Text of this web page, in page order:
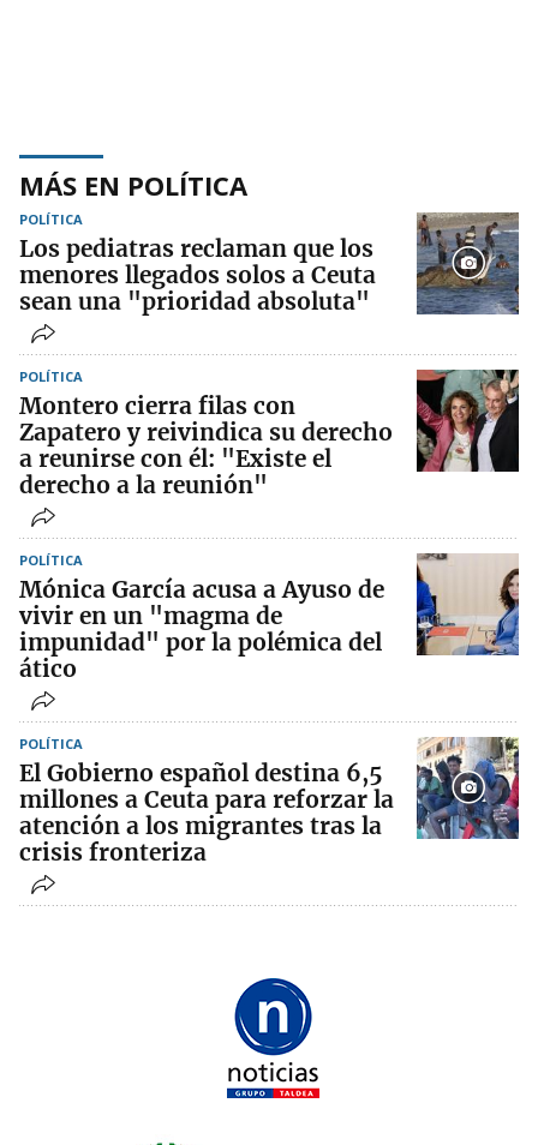
MÁS EN POLÍTICA
POLÍTICA
Los pediatras reclaman que los
menores llegados solos a Ceuta
sean una "prioridad absoluta"
POLÍTICA
Montero cierra filas con
Zapatero y reivindica su derecho
a reunirse con él: "Existe el
derecho a la reunión"
POLÍTICA
Mónica García acusa a Ayuso de
vivir en un "magma de
impunidad" por la polémica del
ático
POLÍTICA
El Gobierno español destina 6,5
millones a Ceuta para reforzar la
atención a los migrantes tras la
crisis fronteriza